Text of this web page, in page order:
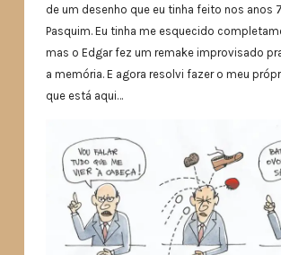
de um desenho que eu tinha feito nos anos
Pasquim. Eu tinha me esquecido
mas o Edgar fez um remake improvisado
a memória. E agora resolvi fazer o meu
que está aqui…